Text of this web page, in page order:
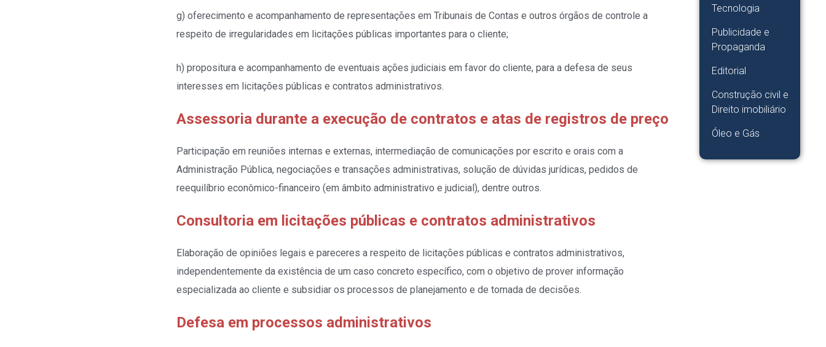
g) oferecimento e acompanhamento de representações em Tribunais de Contas e outros órgãos de controle a
respeito de irregularidades em licitações públicas importantes para o cliente;
h) propositura e acompanhamento de eventuais ações judiciais em favor do cliente, para a defesa de seus
interesses em licitações públicas e contratos administrativos.
Assessoria durante a execução de contratos e atas de registros de preço
Participação em reuniões internas e externas, intermediação de comunicações por escrito e orais com a
Administração Pública, negociações e transações administrativas, solução de dúvidas jurídicas, pedidos de
reequilíbrio econômico-financeiro (em âmbito administrativo e judicial), dentre outros.
Consultoria em licitações públicas e contratos administrativos
Elaboração de opiniões legais e pareceres a respeito de licitações públicas e contratos administrativos,
independentemente da existência de um caso concreto específico, com o objetivo de prover informação
especializada ao cliente e subsidiar os processos de planejamento e de tomada de decisões.
Defesa em processos administrativos
Tecnologia
Publicidade e
Propaganda
Editorial
Construção civil e
Direito imobiliário
Óleo e Gás